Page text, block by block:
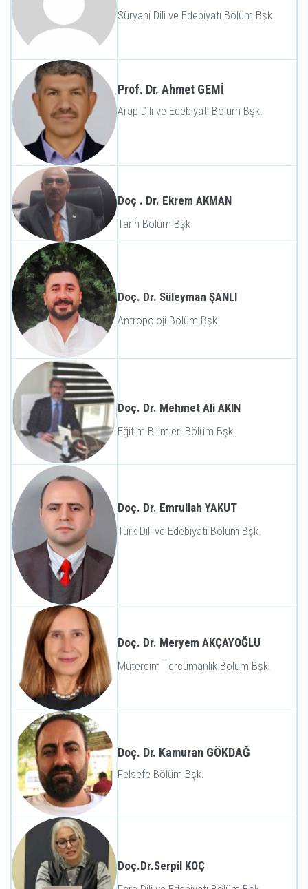
Süryani Dili ve Edebiyatı Bölüm Bşk.
Prof. Dr. Ahmet GEMİ
Arap Dili ve Edebiyatı Bölüm Bşk.
Doç . Dr. Ekrem AKMAN
Tarih Bölüm Bşk
Doç. Dr. Süleyman ŞANLI
Antropoloji Bölüm Bşk.
Doç. Dr. Mehmet Ali AKIN
Eğitim Bilimleri Bölüm Bşk.
Doç. Dr. Emrullah YAKUT
Türk Dili ve Edebiyatı Bölüm Bşk.
Doç. Dr. Meryem AKÇAYOĞLU
Mütercim Tercümanlık Bölüm Bşk.
Doç. Dr. Kamuran GÖKDAĞ
Felsefe Bölüm Bşk.
Doç.Dr.Serpil KOÇ